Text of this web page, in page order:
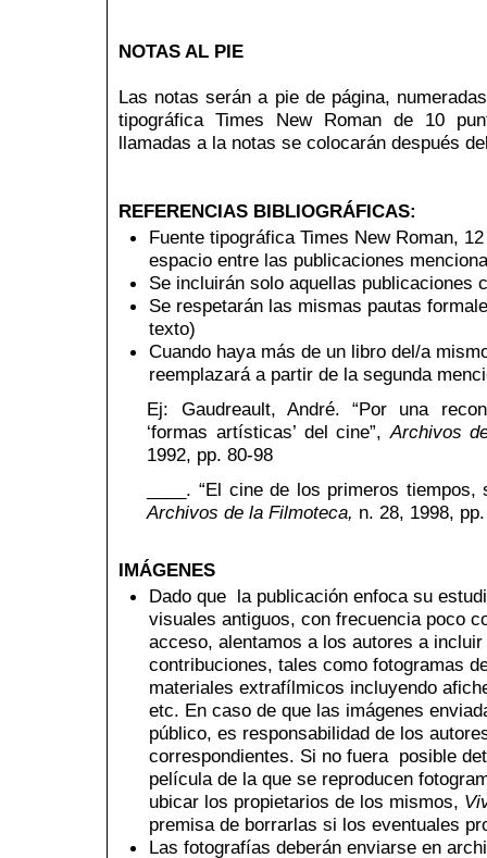
NOTAS AL PIE
Las notas serán a pie de página,
tipográfica Times New Roman de 10
llamadas a la notas se colocarán después
REFERENCIAS BIBLIOGRÁFICAS:
Fuente tipográfica Times New Roman,
espacio entre las publicaciones
Se incluirán solo aquellas publicaciones
Se respetarán las mismas pautas
texto)
Cuando haya más de un libro del/a
reemplazará a partir de la segunda
Ej: Gaudreault, André. “Por una
‘formas artísticas’ del cine”, Archivos
1992, pp. 80-98
____. “El cine de los primeros
Archivos de la Filmoteca, n. 28, 1998,
IMÁGENES
Dado que la publicación enfoca su
visuales antiguos, con frecuencia poco
acceso, alentamos a los autores a
contribuciones, tales como fotogramas
materiales extrafílmicos incluyendo
etc. En caso de que las imágenes
público, es responsabilidad de los
correspondientes. Si no fuera posible
película de la que se reproducen
ubicar los propietarios de los mismos,
premisa de borrarlas si los eventuales
Las fotografías deberán enviarse en